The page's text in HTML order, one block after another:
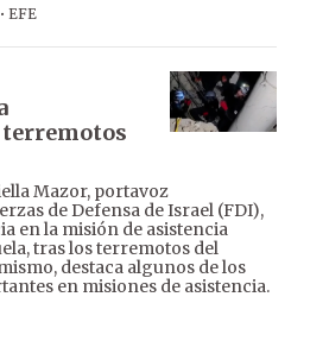
· EFE
Mazor, portavoz
de Defensa de Israel (FDI),
en la misión de asistencia
tras los terremotos del
destaca algunos de los
en misiones de asistencia.